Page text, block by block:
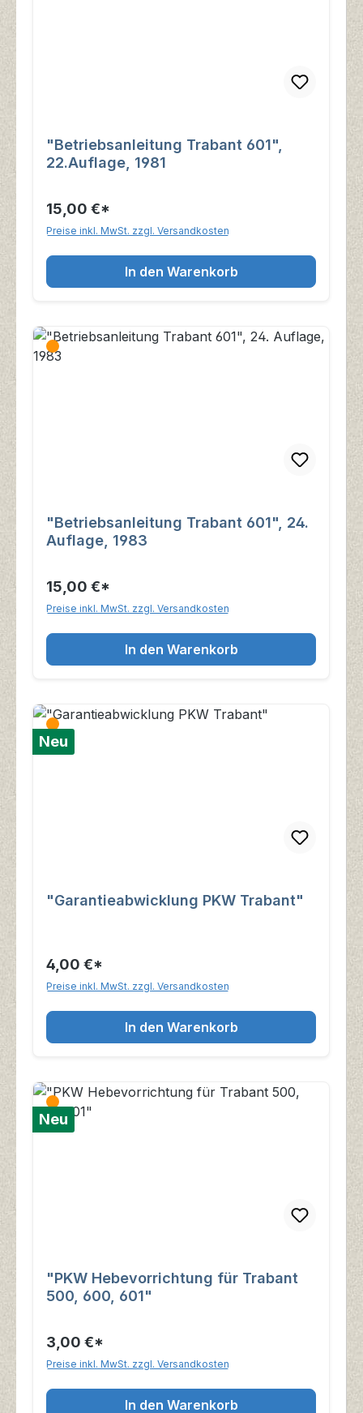
"Betriebsanleitung Trabant 601",
22.Auflage, 1981
15,00 €*
Preise inkl. MwSt. zzgl. Versandkosten
In den Warenkorb
"Betriebsanleitung Trabant 601", 24.
Auflage, 1983
15,00 €*
Preise inkl. MwSt. zzgl. Versandkosten
In den Warenkorb
Neu
"Garantieabwicklung PKW Trabant"
4,00 €*
Preise inkl. MwSt. zzgl. Versandkosten
In den Warenkorb
Neu
"PKW Hebevorrichtung für Trabant
500, 600, 601"
3,00 €*
Preise inkl. MwSt. zzgl. Versandkosten
In den Warenkorb